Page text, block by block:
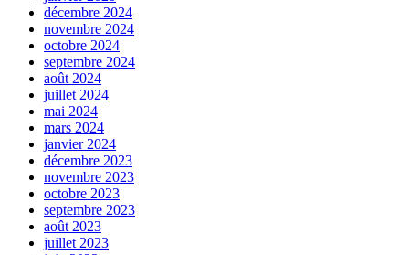
décembre 2024
novembre 2024
octobre 2024
septembre 2024
août 2024
juillet 2024
mai 2024
mars 2024
janvier 2024
décembre 2023
novembre 2023
octobre 2023
septembre 2023
août 2023
juillet 2023